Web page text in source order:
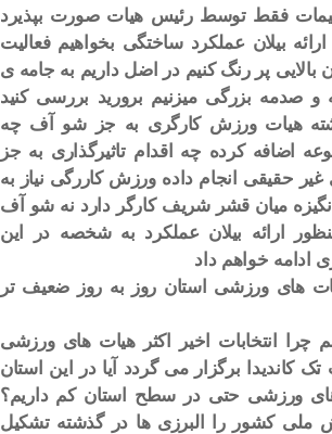
فقط توسط رئیس هیات صورت بپذیرد
ارائه بیلان عملکرد ساختگی بخواهیم فعالیت
بالایی پر رنگ کنیم در اضل داریم به جامه ی
صدمه بزرگی میزنیم برورید بررسی کنید
هیات ورزش کارگری به جز شو آف چه
اضافه کرده چه اقدام تاثیرگذاری به جز
حقیقی انجام داده ورزش کاررگی نیاز به
انگیزه میان قشر شریف کارگر دارد نه شو آف
ارائه بیلان عملکرد به شخصه در این
خواهم داد
های ورزشی استان روز به روز ضعیف تر
چرا انتخابات اخیر اکثر هیات های ورزشی
کاندیدا برگزار می گردد آیا در این استان
ورزشی حتی در سطح استان کم داریم؟
ملی کشور را البرزی ها در گذشته تشکیل